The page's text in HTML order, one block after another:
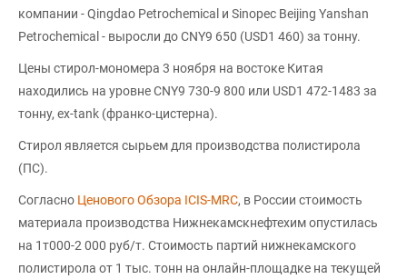
компании - Qingdao Petrochemical и Sinopec Beijing Yanshan
Petrochemical - выросли до CNY9 650 (USD1 460) за тонну.
Цены стирол-мономера 3 ноября на востоке Китая
находились на уровне CNY9 730-9 800 или USD1 472-1483 за
тонну, ex-tank (франко-цистерна).
Стирол является сырьем для производства полистирола
(ПС).
Согласно Ценового Обзора ICIS-MRC, в России стоимость
материала производства Нижнекамскнефтехим опустилась
на 1т000-2 000 руб/т. Стоимость партий нижнекамского
полистирола от 1 тыс. тонн на онлайн-площадке на текущей